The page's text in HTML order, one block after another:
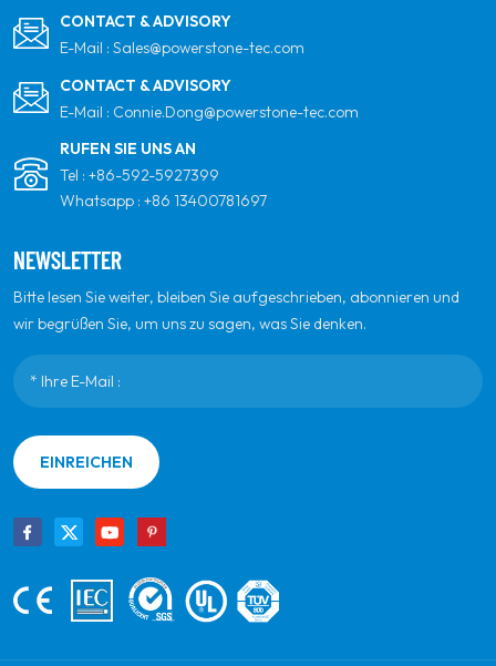
CONTACT & ADVISORY
E-Mail : Sales@powerstone-tec.com
CONTACT & ADVISORY
E-Mail : Connie.Dong@powerstone-tec.com
RUFEN SIE UNS AN
Tel : +86-592-5927399
Whatsapp : +86 13400781697
NEWSLETTER
Bitte lesen Sie weiter, bleiben Sie aufgeschrieben, abonnieren und
wir begrüßen Sie, um uns zu sagen, was Sie denken.
EINREICHEN